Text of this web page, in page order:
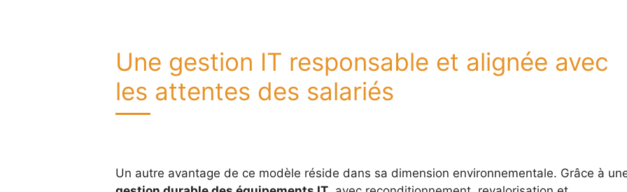
Une gestion IT responsable et alignée avec
les attentes des salariés
Un autre avantage de ce modèle réside dans sa dimension environnementale. Grâce à